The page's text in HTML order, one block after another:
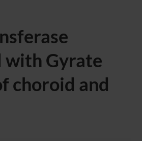
with Gyrate
choroid and